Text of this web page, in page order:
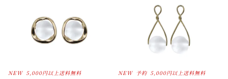
NEW 5,000円以上送料無料 NEW 予約 5,000円以上送料無料